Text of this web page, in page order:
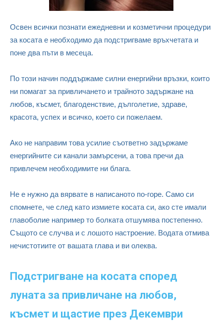
Освен всички познати ежедневни и козметични процедури
за косата е необходимо да подстригваме връхчетата и
поне два пъти в месеца.
По този начин поддържаме силни енергийни връзки, които
ни помагат за привличането и трайното задържане на
любов, късмет, благоденствие, дълголетие, здраве,
красота, успех и всичко, което си пожелаем.
Ако не направим това усилие съответно задържаме
енергийните си канали замърсени, а това пречи да
привлечем необходимите ни блага.
Не е нужно да вярвате в написаното по-горе. Само си
спомнете, че след като измиете косата си, ако сте имали
главоболие например то болката отшумява постепенно.
Същото се случва и с лошото настроение. Водата отмива
нечистотиите от вашата глава и ви олеква.
Подстригване на косата според
луната за привличане на любов,
късмет и щастие през Декември